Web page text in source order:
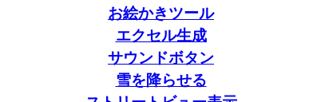
お絵かきツール
エクセル生成
サウンドボタン
雪を降らせる